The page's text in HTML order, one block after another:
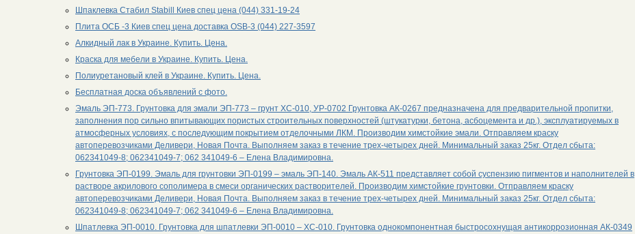
Шпаклевка Стабил Stabill Киев спец цена (044) 331-19-24
Плита ОСБ -3 Киев спец цена доставка OSB-3 (044) 227-3597
Алкидный лак в Украине. Купить. Цена.
Краска для мебели в Украине. Купить. Цена.
Полиуретановый клей в Украине. Купить. Цена.
Бесплатная доска объявлений с фото.
Эмаль ЭП-773. Грунтовка для эмали ЭП-773 – грунт ХС-010, УР-0702 Грунтовка АК-0267 предназначена для предварительной пропитки,
заполнения пор сильно впитывающих пористых строительных поверхностей (штукатурки, бетона, асбоцемента и др.), эксплуатируемых в
атмосферных условиях, с последующим покрытием отделочными ЛКМ. Производим химстойкие эмали. Отправляем краску
автоперевозчиками Деливери, Новая Почта. Выполняем заказ в течение трех-четырех дней. Минимальный заказ 25кг. Отдел сбыта:
062341049-8; 062341049-7; 062 341049-6 – Елена Владимировна.
Грунтовка ЭП-0199. Эмаль для грунтовки ЭП-0199 – эмаль ЭП-140. Эмаль АК-511 представляет собой суспензию пигментов и наполнителей в
растворе акрилового сополимера в смеси органических растворителей. Производим химстойкие грунтовки. Отправляем краску
автоперевозчиками Деливери, Новая Почта. Выполняем заказ в течение трех-четырех дней. Минимальный заказ 25кг. Отдел сбыта:
062341049-8; 062341049-7; 062 341049-6 – Елена Владимировна.
Шпатлевка ЭП-0010. Грунтовка для шпатлевки ЭП-0010 – ХС-010. Грунтовка однокомпонентная быстросохнущая антикоррозионная АК-0349